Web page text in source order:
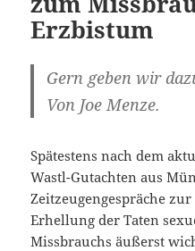
Erzbistum
Gern geben wir
Von Joe Menze.
Spätestens nach dem
Wastl-Gutachten aus
Zeitzeugengespräche
Erhellung der Taten
Missbrauchs äußerst